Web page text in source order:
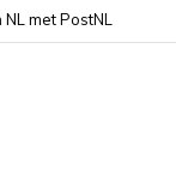
met PostNL